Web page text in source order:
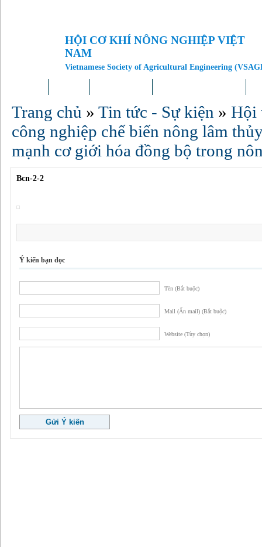
HỘI CƠ KHÍ NÔNG NGHIỆP VIỆT
NAM
Vietnamese Society of Agricultural Engineering
Trang chủ » Tin tức - Sự kiện » Hội
công nghiệp chế biến nông lâm
mạnh cơ giới hóa đồng bộ trong
Bcn-2-2
Ý kiến bạn đọc
Tên (Bắt buộc)
Mail (Ẩn mail) (Bắt buộc)
Website (Tùy chọn)